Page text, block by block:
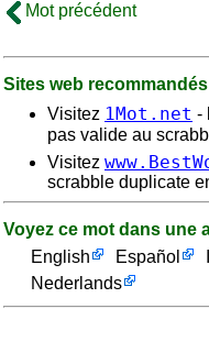
Mot précédent
Sites web recommandés
Visitez 1Mot.net -
pas valide au
Visitez
scrabble duplicate
Voyez ce mot dans une
English
Español
Nederlands